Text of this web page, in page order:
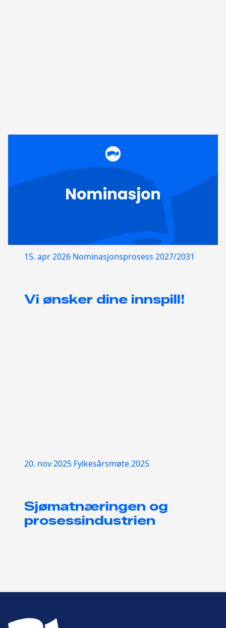
15. apr 2026 Nominasjonsprosess 2027/2031
Vi ønsker dine innspill!
20. nov 2025 Fylkesårsmøte 2025
Sjømatnæringen og
prosessindustrien